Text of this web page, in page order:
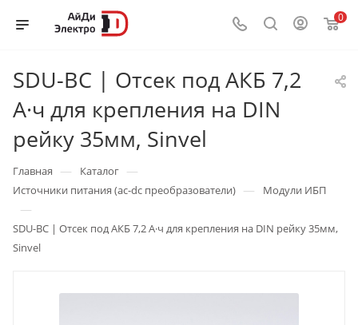
0
SDU-BC | Отсек под АКБ 7,2
А·ч для крепления на DIN
рейку 35мм, Sinvel
Главная — Каталог —
Источники питания (ac-dc преобразователи) — Модули ИБП
—
SDU-BC | Отсек под АКБ 7,2 А·ч для крепления на DIN рейку 35мм,
Sinvel